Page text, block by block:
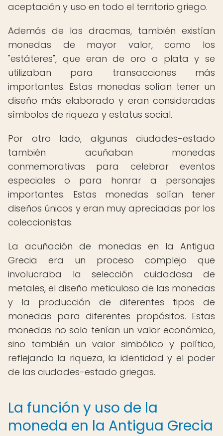
aceptación y uso en todo el territorio griego.
Además de las dracmas, también existían
monedas de mayor valor, como los
"estáteres", que eran de oro o plata y se
utilizaban para transacciones más
importantes. Estas monedas solían tener un
diseño más elaborado y eran consideradas
símbolos de riqueza y estatus social.
Por otro lado, algunas ciudades-estado
también acuñaban monedas
conmemorativas para celebrar eventos
especiales o para honrar a personajes
importantes. Estas monedas solían tener
diseños únicos y eran muy apreciadas por los
coleccionistas.
La acuñación de monedas en la Antigua
Grecia era un proceso complejo que
involucraba la selección cuidadosa de
metales, el diseño meticuloso de las monedas
y la producción de diferentes tipos de
monedas para diferentes propósitos. Estas
monedas no solo tenían un valor económico,
sino también un valor simbólico y político,
reflejando la riqueza, la identidad y el poder
de las ciudades-estado griegas.
La función y uso de la
moneda en la Antigua Grecia